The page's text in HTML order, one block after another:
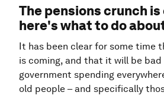
The pensions crunch is
here's what to do
It has been clear for some time
is coming, and that it will be bad
government spending
old people – and specifically